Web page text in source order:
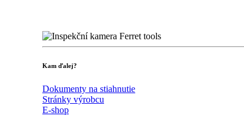
Kam ďalej?
Dokumenty na stiahnutie
Stránky výrobcu
E-shop